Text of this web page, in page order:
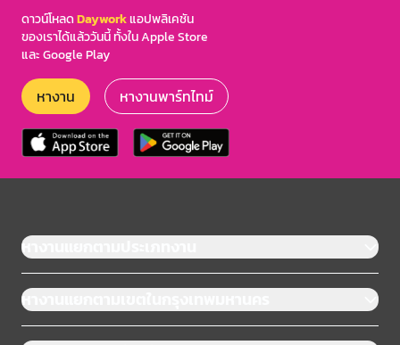
ดาวน์โหลดDayworkแอปพลิเคชัน
ของเราได้แล้ววันนี้ ทั้งใน Apple Store
และ Google Play
หางาน หางานพาร์ทไทม์
หางานแยกตามประเภทงาน
หางานแยกตามเขตในกรุงเทพมหานคร